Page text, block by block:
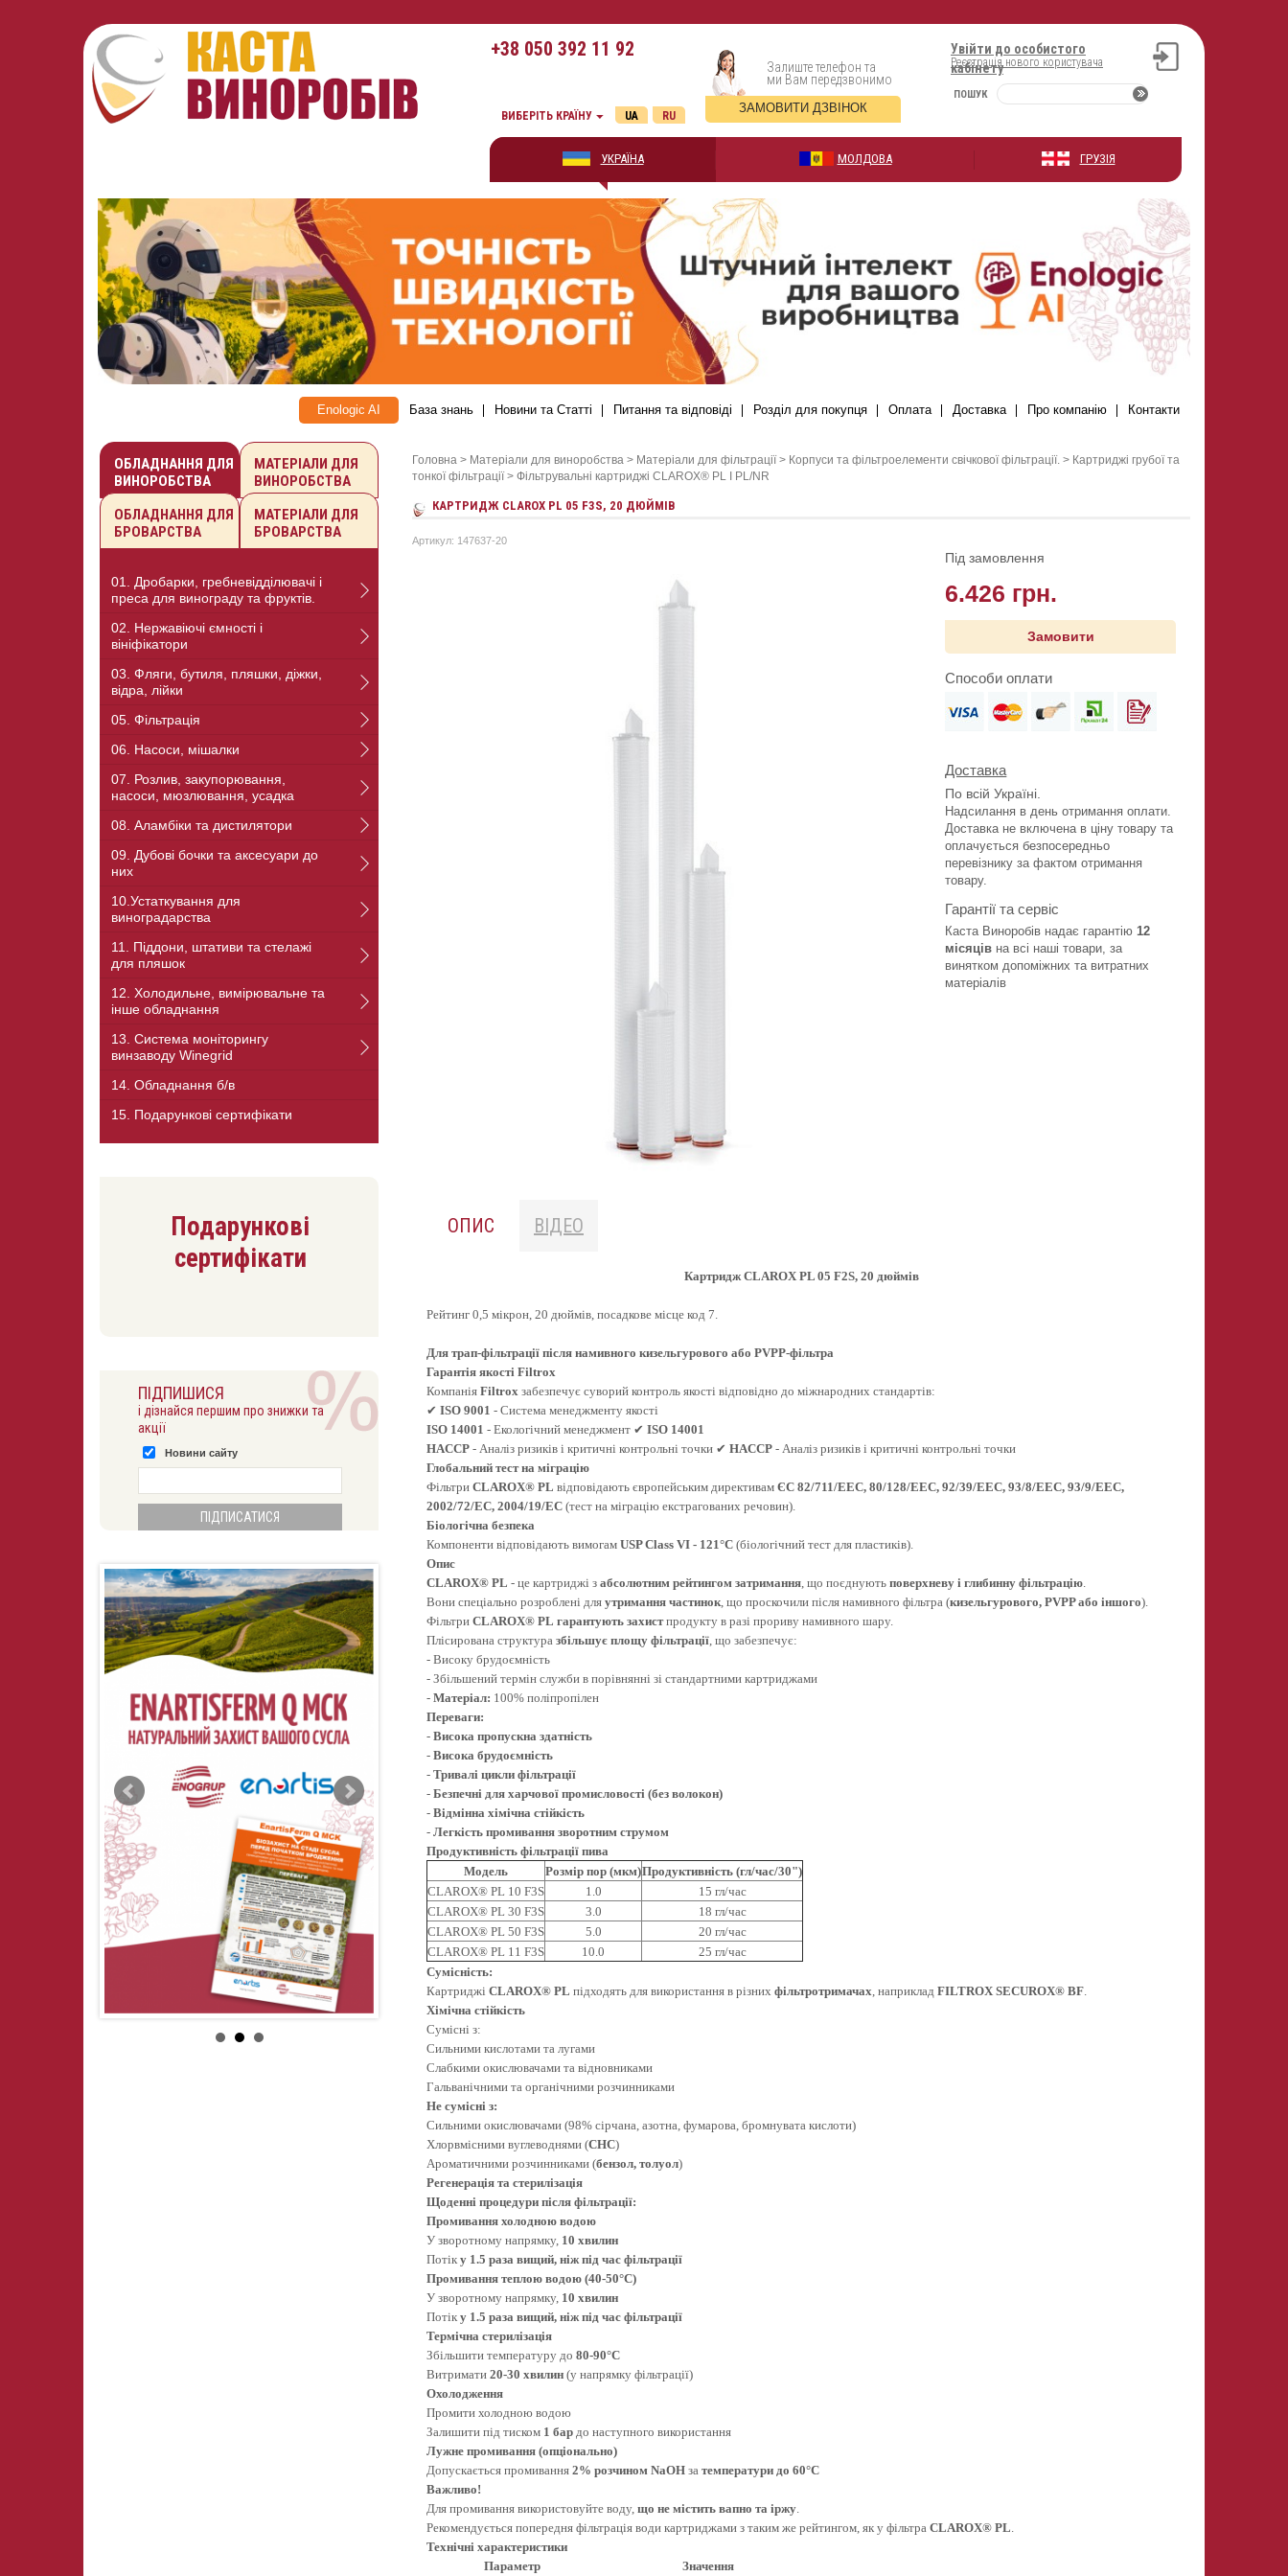
+38 050 392 11 92
Увійти до особистого
кабінету
Реєстрація нового користувача
ПОШУК
Залиште телефон та
ми Вам передзвонимо
ЗАМОВИТИ ДЗВІНОК
ВИБЕРІТЬ КРАЇНУ RU
UA
УКРАЇНА МОЛДОВА ГРУЗІЯ
Enologic AI База знань Новини та Статті Питання та відповіді Розділ для покупця Оплата Доставка Про компанію Контакти
Головна > Матеріали для виноробства > Матеріали для фільтрації > Корпуси та фільтроелементи свічкової фільтрації. > Картриджі грубої та
тонкої фільтрації > Фільтрувальні картриджі CLAROX® PL І PL/NR
КАРТРИДЖ CLAROX PL 05 F3S, 20 ДЮЙМІВ
Артикул: 147637-20
Під замовлення
6.426 грн.
Замовити
Способи оплати
Доставка
По всій Україні.
Надсилання в день отримання оплати.
Доставка не включена в ціну товару та
оплачується безпосередньо
перевізнику за фактом отримання
товару.
Гарантії та сервіс
Каста Виноробів надає гарантію12
місяців на всі наші товари, за
винятком допоміжних та витратних
матеріалів
ОПИС ВІДЕО
Картридж CLAROX PL 05 F2S, 20 дюймів
Рейтинг 0,5 мікрон, 20 дюймів, посадкове місце код 7.
Для трап-фільтрації після намивного кизельгурового або PVPP-фільтра
Гарантія якості Filtrox
Компанія Filtrox забезпечує суворий контроль якості відповідно до міжнародних стандартів:
✔ ISO 9001 - Система менеджменту якості
ISO 14001 - Екологічний менеджмент ✔ ISO 14001
HACCP - Аналіз ризиків і критичні контрольні точки ✔ HACCP - Аналіз ризиків і критичні контрольні точки
Глобальний тест на міграцію
Фільтри CLAROX® PL відповідають європейським директивам ЄС 82/711/EEC, 80/128/EEC, 92/39/EEC, 93/8/EEC, 93/9/EEC,
2002/72/EC, 2004/19/EC (тест на міграцію екстрагованих речовин).
Біологічна безпека
Компоненти відповідають вимогам USP Class VI - 121°C (біологічний тест для пластиків).
Опис
CLAROX® PL - це картриджі з абсолютним рейтингом затримання, що поєднують поверхневу і глибинну фільтрацію.
Вони спеціально розроблені для утримання частинок, що проскочили після намивного фільтра (кизельгурового, PVPP або іншого).
Фільтри CLAROX® PL гарантують захистпродукту в разі прориву намивного шару.
Плісирована структура збільшує площу фільтрації, що забезпечує:
- Високу брудоємність
- Збільшений термін служби в порівнянні зі стандартними картриджами
- Матеріал: 100% поліпропілен
Переваги:
- Висока пропускна здатність
- Висока брудоємність
- Тривалі цикли фільтрації
- Безпечні для харчової промисловості (без волокон)
- Відмінна хімічна стійкість
- Легкість промивання зворотним струмом
Продуктивність фільтрації пива
Модель
Розмір пор (мкм)Продуктивність (гл/час/30")
CLAROX® PL 10 F3S
1.0
15 гл/час
CLAROX® PL 30 F3S
3.0
18 гл/час
CLAROX® PL 50 F3S
5.0
20 гл/час
CLAROX® PL 11 F3S
10.0
25 гл/час
Сумісність:
Картриджі CLAROX® PL підходять для використання в різних фільтротримачах, наприклад FILTROX SECUROX® BF.
Хімічна стійкість
Сумісні з:
Сильними кислотами та лугами
Слабкими окислювачами та відновниками
Гальванічними та органічними розчинниками
Не сумісні з:
Сильними окислювачами (98% сірчана, азотна, фумарова, бромнувата кислоти)
Хлорвмісними вуглеводнями (CHC)
Ароматичними розчинниками (бензол, толуол)
Регенерація та стерилізація
Щоденні процедури після фільтрації:
Промивання холодною водою
У зворотному напрямку, 10 хвилин
Потік у 1.5 раза вищий, ніж під час фільтрації
Промивання теплою водою (40-50°C)
У зворотному напрямку, 10 хвилин
Потік у 1.5 раза вищий, ніж під час фільтрації
Термічна стерилізація
Збільшити температуру до 80-90°C
Витримати 20-30 хвилин (у напрямку фільтрації)
Охолодження
Промити холодною водою
Залишити під тиском 1 бар до наступного використання
Лужне промивання (опціонально)
Допускається промивання 2% розчином NaOH за температури до 60°C
Важливо!
Для промивання використовуйте воду, що не містить вапно та іржу.
Рекомендується попередня фільтрація води картриджами з таким же рейтингом, як у фільтра CLAROX® PL.
Технічні характеристики
Параметр
Значення
ОБЛАДНАННЯ ДЛЯ
ВИНОРОБСТВА
МАТЕРІАЛИ ДЛЯ
ВИНОРОБСТВА
ОБЛАДНАННЯ ДЛЯ
БРОВАРСТВА
МАТЕРІАЛИ ДЛЯ
БРОВАРСТВА
01. Дробарки, гребневідділювачі і
преса для винограду та фруктів.
02. Нержавіючі ємності і
вініфікатори
03. Фляги, бутиля, пляшки, діжки,
відра, лійки
05. Фільтрація
06. Насоси, мішалки
07. Розлив, закупорювання,
насоси, мюзлювання, усадка
08. Аламбіки та дистилятори
09. Дубові бочки та аксесуари до
них
10.Устаткування для
виноградарства
11. Піддони, штативи та стелажі
для пляшок
12. Холодильне, вимірювальне та
інше обладнання
13. Система моніторингу
винзаводу Winegrid
14. Обладнання б/в
15. Подарункові сертифікати
Подарункові
сертифікати
ПІДПИШИСЯ
і дізнайся першим про знижки та
акції
Новини сайту